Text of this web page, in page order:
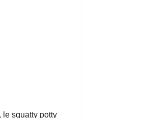
le squatty potty